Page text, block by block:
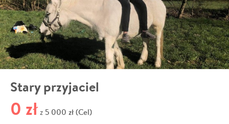
Stary przyjaciel
0 zł z 5 000 zł (Cel)